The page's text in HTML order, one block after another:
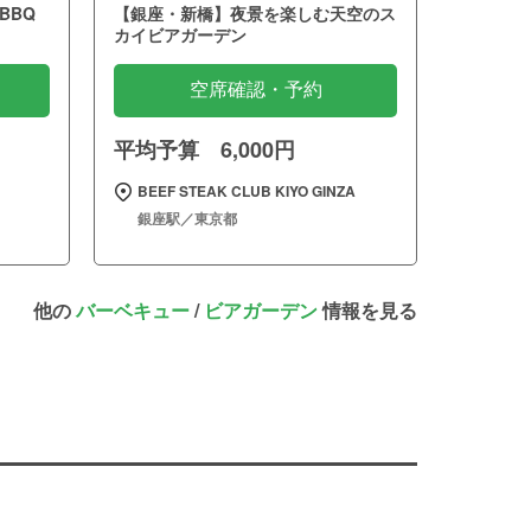
【銀座・新橋】夜景を楽しむ天空のス
カイビアガーデン
空席確認・予約
平均予算 6,000円
BEEF STEAK CLUB KIYO GINZA
銀座駅／東京都
他のバーベキュー/ ビアガーデン情報を見る